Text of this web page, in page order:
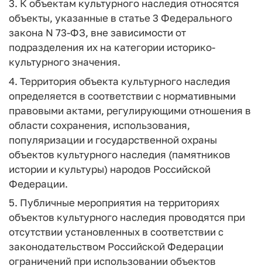
3. К объектам культурного наследия относятся
объекты, указанные в статье 3 Федерального
закона N 73-ФЗ, вне зависимости от
подразделения их на категории историко-
культурного значения.
4. Территория объекта культурного наследия
определяется в соответствии с нормативными
правовыми актами, регулирующими отношения в
области сохранения, использования,
популяризации и государственной охраны
объектов культурного наследия (памятников
истории и культуры) народов Российской
Федерации.
5. Публичные мероприятия на территориях
объектов культурного наследия проводятся при
отсутствии установленных в соответствии с
законодательством Российской Федерации
ограничений при использовании объектов